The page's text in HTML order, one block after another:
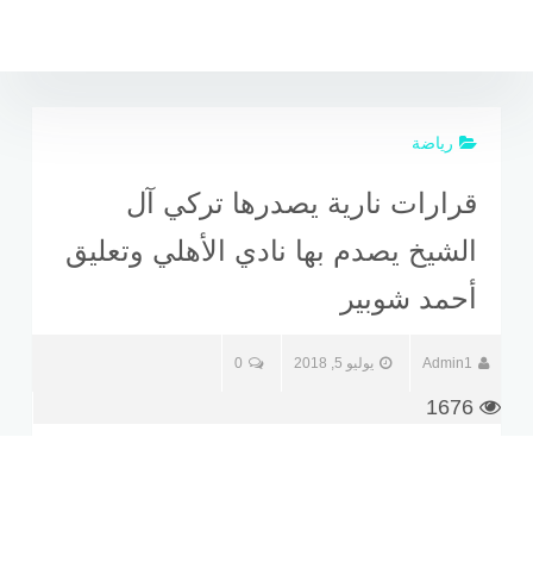
رياضة
قرارات نارية يصدرها تركي آل
الشيخ يصدم بها نادي الأهلي وتعليق
أحمد شوبير
Admin1 يوليو 5, 2018 0
1676